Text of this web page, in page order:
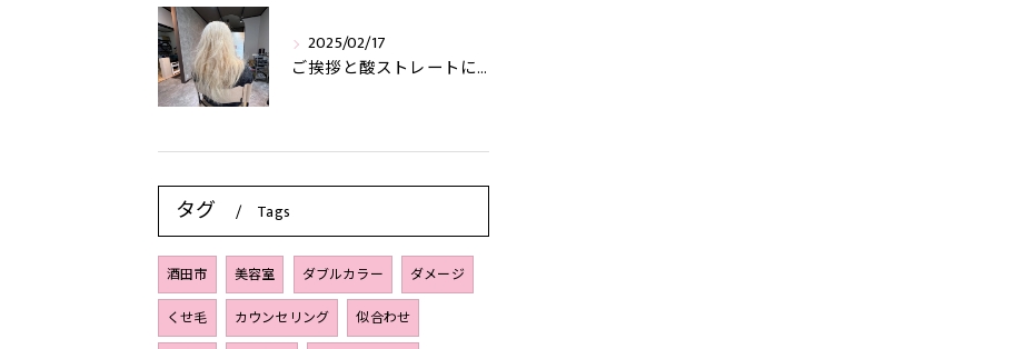
2025/02/17
ご挨拶と酸ストレートについてご案内をさせていただきます。
タグ Tags
酒田市 美容室 ダブルカラー
ダメージ
くせ毛
カウンセリング
似合わせ